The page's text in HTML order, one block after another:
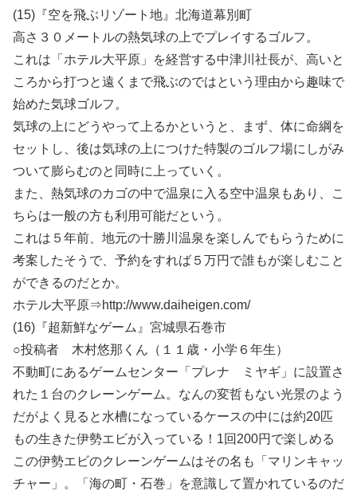
(15)『空を飛ぶリゾート地』北海道幕別町
高さ３０メートルの熱気球の上でプレイするゴルフ。
これは「ホテル大平原」を経営する中津川社長が、高いと
ころから打つと遠くまで飛ぶのではという理由から趣味で
始めた気球ゴルフ。
気球の上にどうやって上るかというと、まず、体に命綱を
セットし、後は気球の上につけた特製のゴルフ場にしがみ
ついて膨らむのと同時に上っていく。
また、熱気球のカゴの中で温泉に入る空中温泉もあり、こ
ちらは一般の方も利用可能だという。
これは５年前、地元の十勝川温泉を楽しんでもらうために
考案したそうで、予約をすれば５万円で誰もが楽しむこと
ができるのだとか。
ホテル大平原⇒http://www.daiheigen.com/
(16)『超新鮮なゲーム』宮城県石巻市
○投稿者 木村悠那くん（１１歳・小学６年生）
不動町にあるゲームセンター「プレナ ミヤギ」に設置さ
れた１台のクレーンゲーム。なんの変哲もない光景のよう
だがよく見ると水槽になっているケースの中には約20匹
もの生きた伊勢エビが入っている！1回200円で楽しめる
この伊勢エビのクレーンゲームはその名も「マリンキャッ
チャー」。「海の町・石巻」を意識して置かれているのだ